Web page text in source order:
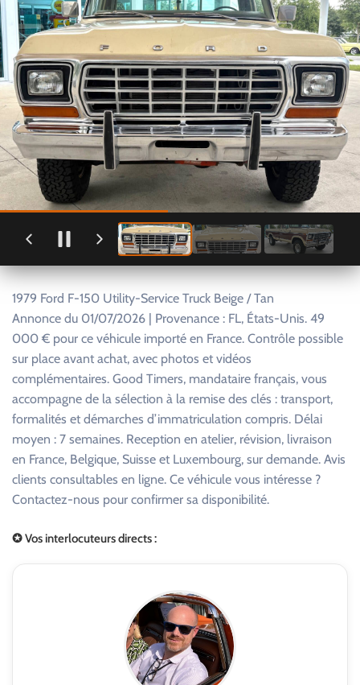
1979 Ford F-150 Utility-Service Truck Beige / Tan
Annonce du 01/07/2026 | Provenance : FL, États-Unis. 49
000 € pour ce véhicule importé en France. Contrôle possible
sur place avant achat, avec photos et vidéos
complémentaires. Good Timers, mandataire français, vous
accompagne de la sélection à la remise des clés : transport,
formalités et démarches d’immatriculation compris. Délai
moyen : 7 semaines. Reception en atelier, révision, livraison
en France, Belgique, Suisse et Luxembourg, sur demande. Avis
clients consultables en ligne. Ce véhicule vous intéresse ?
Contactez-nous pour confirmer sa disponibilité.
✪ Vos interlocuteurs directs :